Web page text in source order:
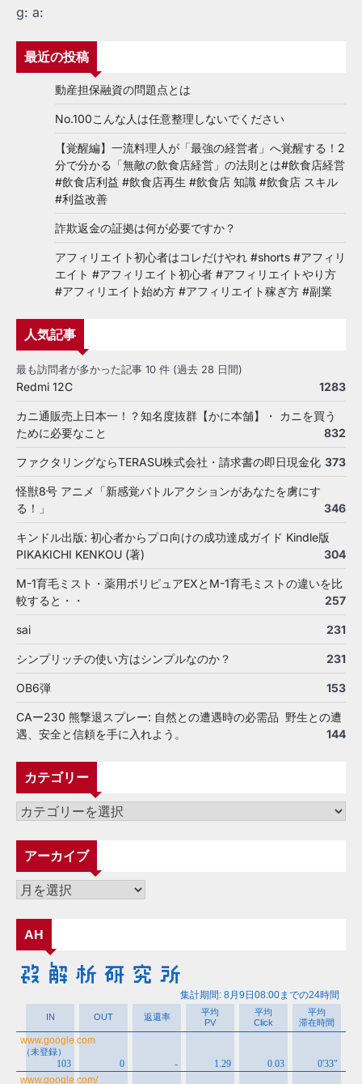
g: a:
最近の投稿
動産担保融資の問題点とは
No.100こんな人は任意整理しないでください
【覚醒編】一流料理人が「最強の経営者」へ覚醒する！2
分で分かる「無敵の飲食店経営」の法則とは#飲食店経営
#飲食店利益 #飲食店再生 #飲食店 知識 #飲食店 スキル
#利益改善
詐欺返金の証拠は何が必要ですか？
アフィリエイト初心者はコレだけやれ #shorts #アフィリ
エイト #アフィリエイト初心者 #アフィリエイトやり方
#アフィリエイト始め方 #アフィリエイト稼ぎ方 #副業
人気記事
最も訪問者が多かった記事 10 件 (過去 28 日間)
Redmi 12C 1283
カニ通販売上日本一！？知名度抜群【かに本舗】・ カニを買う
ために必要なこと
832
ファクタリングならTERASU株式会社・請求書の即日現金化 373
怪獣8号 アニメ「新感覚バトルアクションがあなたを虜にす
る！」
346
キンドル出版: 初心者からプロ向けの成功達成ガイド Kindle版
PIKAKICHI KENKOU (著)
304
M-1育毛ミスト・薬用ポリピュアEXとM-1育毛ミストの違いを比
較すると・・
257
sai 231
シンプリッチの使い方はシンプルなのか？ 231
OB6弾 153
CAー230 熊撃退スプレー: 自然との遭遇時の必需品 野生との遭
遇、安全と信頼を手に入れよう。
144
カテゴリー
カ
ゴ
リ
ー
アーカイブ
ア
カ
イ
ブ
AH